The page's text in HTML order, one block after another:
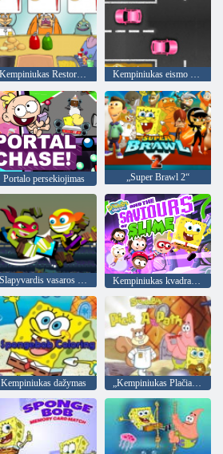
Kempiniukas Restoranas Kempiniukas eismo chaosas
Portalo persekiojimas „Super Brawl 2“
Slapyvardis vasaros sporto žvaigždės Kempiniukas kvadratinės kelnės Ir gleivių gelbėtojai
Kempiniukas dažymas „Kempiniukas Plačiakelnis“ pasirinkite kelią